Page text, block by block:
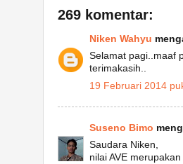
269 komentar:
Niken Wahyu
Selamat pagi..maaf
terimakasih..
19 Februari 2014
Suseno Bimo
Saudara Niken,
nilai AVE